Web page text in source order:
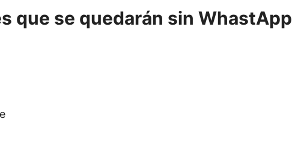
que se quedarán sin WhastApp